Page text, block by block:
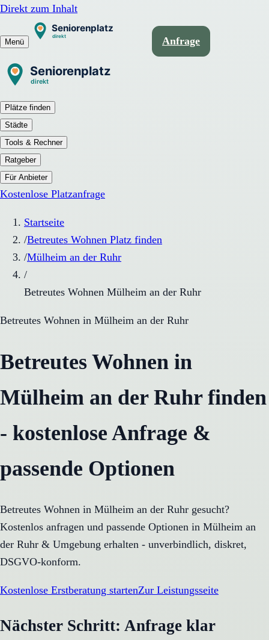
Direkt zum Inhalt
Menü Anfrage
Plätze finden
Städte
Tools & Rechner
Ratgeber
Für Anbieter
Kostenlose Platzanfrage
Startseite
/Betreutes Wohnen Platz finden
/Mülheim an der Ruhr
/
Betreutes Wohnen Mülheim an der Ruhr
Betreutes Wohnen in Mülheim an der Ruhr
Betreutes Wohnen in
Mülheim an der Ruhr finden
- kostenlose Anfrage &
passende Optionen
Betreutes Wohnen in Mülheim an der Ruhr gesucht?
Kostenlos anfragen und passende Optionen in Mülheim an
der Ruhr & Umgebung erhalten - unverbindlich, diskret,
DSGVO-konform.
Kostenlose Erstberatung startenZur Leistungsseite
Nächster Schritt: Anfrage klar